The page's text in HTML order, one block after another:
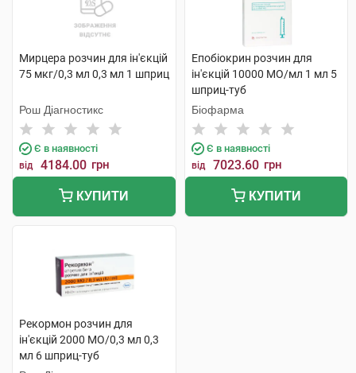
Мирцера розчин для ін'єкцій
75 мкг/0,3 мл 0,3 мл 1 шприц
Рош Діагностикс
Є в наявності
від 4184.00 грн
КУПИТИ
Епобіокрин розчин для
ін'єкцій 10000 МО/мл 1 мл 5
шприц-туб
Біофарма
Є в наявності
від 7023.60 грн
КУПИТИ
Рекормон розчин для
ін'єкцій 2000 МО/0,3 мл 0,3
мл 6 шприц-туб